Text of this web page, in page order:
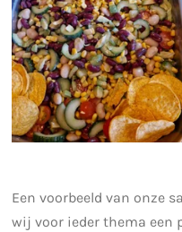
Een voorbeeld van onze
wij voor ieder thema een